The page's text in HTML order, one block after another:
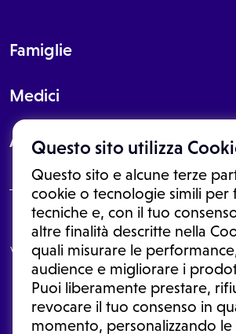
Questo sito utilizza
Questo sito e alcune terze
cookie o tecnologie simili per
tecniche e, con il tuo
altre finalità descritte nella
quali misurare le
audience e migliorare i
Puoi liberamente prestare,
revocare il tuo consenso in
momento, personalizzando le
Famiglie
Medici
About
Le informazioni proposte in questo sito non
In nessun caso, queste informazioni
visita o una diagnosi formulata dal medico. Non
le informazioni disponibili come suggerimenti
una diagnosi, la determinazione di un
sospensione di un farmaco senza prima
medicina generale o uno
Condizioni di utilizzo|Privacy Policy |